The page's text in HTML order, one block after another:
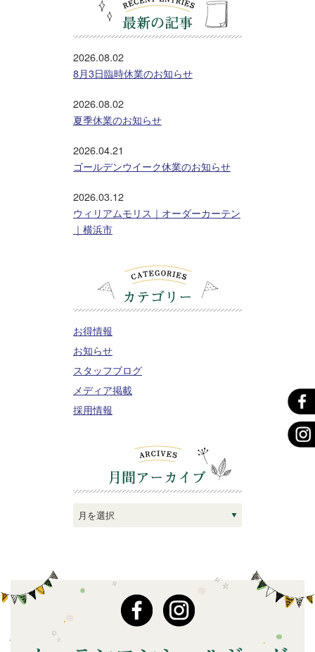
2026.08.02
8月3日臨時休業のお知らせ
2026.08.02
夏季休業のお知らせ
2026.04.21
ゴールデンウイーク休業のお知らせ
2026.03.12
ウィリアムモリス｜オーダーカーテン
｜横浜市
お得情報
お知らせ
スタッフブログ
メディア掲載
採用情報